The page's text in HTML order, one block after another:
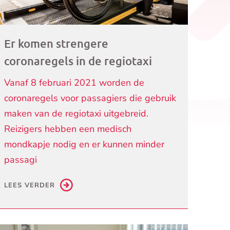
Er komen strengere
coronaregels in de regiotaxi
Vanaf 8 februari 2021 worden de
coronaregels voor passagiers die gebruik
maken van de regiotaxi uitgebreid.
Reizigers hebben een medisch
mondkapje nodig en er kunnen minder
passagi
LEES VERDER